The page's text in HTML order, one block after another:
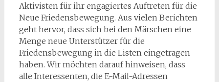
Aktivisten für ihr engagiertes Auftreten für die
Neue Friedensbewegung. Aus vielen Berichten
geht hervor, dass sich bei den Märschen eine
Menge neue Unterstützer für die
Friedensbewegung in die Listen eingetragen
haben. Wir möchten darauf hinweisen, dass
alle Interessenten, die E-Mail-Adressen